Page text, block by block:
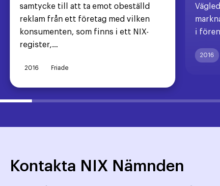
samtycke till att ta emot obeställd
reklam från ett företag med vilken
konsumenten, som finns i ett NIX-
register,...
2016 Friade
i
2016
Kontakta NIX Nämnden